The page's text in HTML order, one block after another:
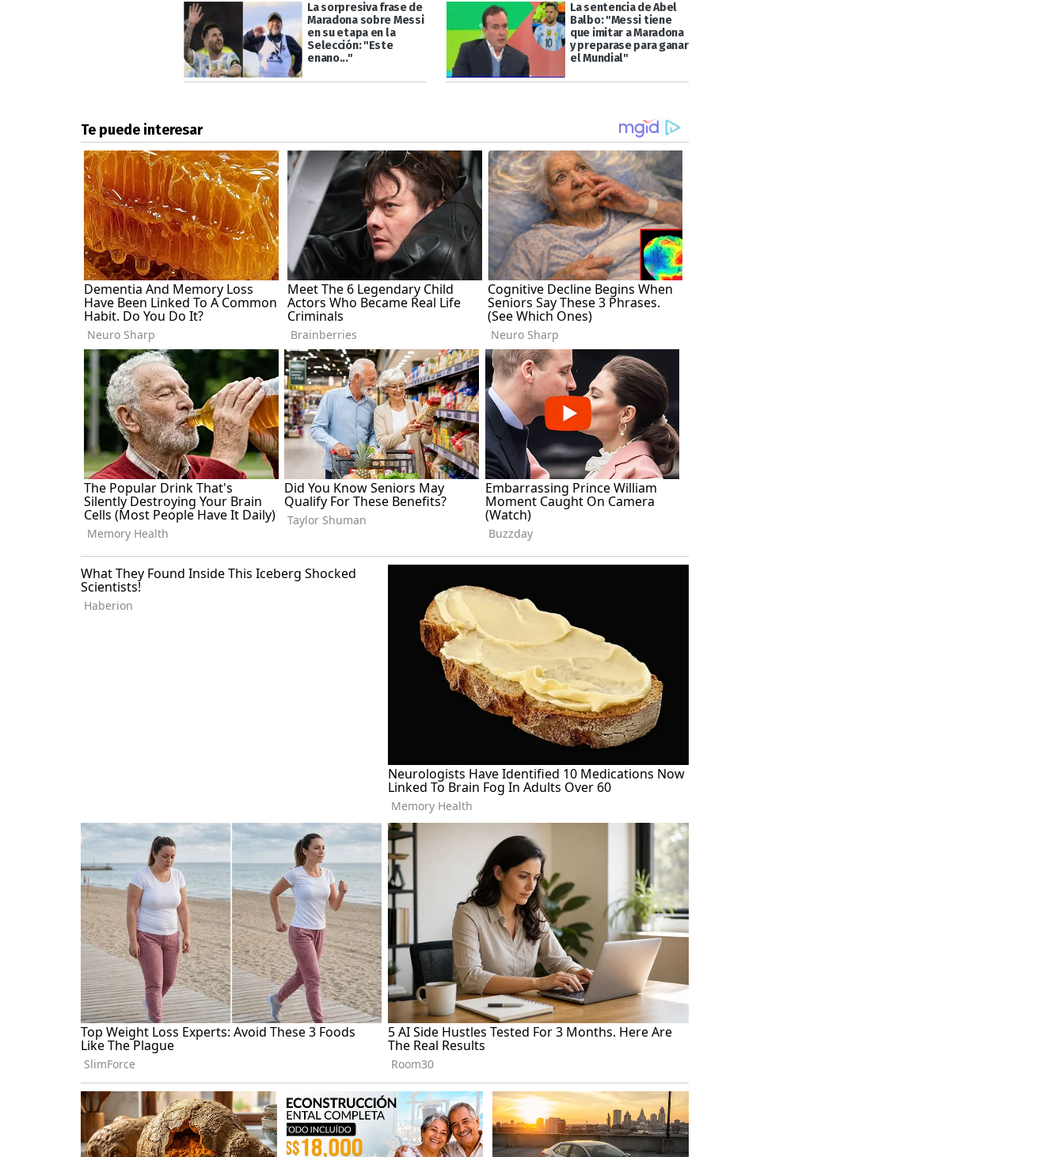
La sorpresiva frase de
Maradona sobre Messi
en su etapa en la
Selección: "Este
enano..."
La sentencia de Abel
Balbo: "Messi tiene
que imitar a Maradona
y preparase para ganar
el Mundial"